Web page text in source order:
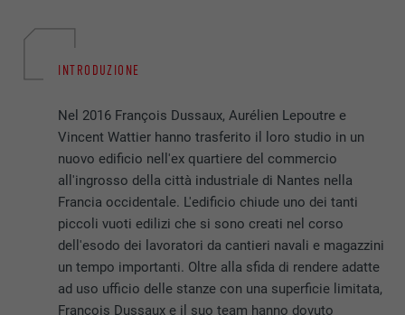
INTRODUZIONE
Nel 2016 François Dussaux, Aurélien Lepoutre e
Vincent Wattier hanno trasferito il loro studio in un
nuovo edificio nell'ex quartiere del commercio
all'ingrosso della città industriale di Nantes nella
Francia occidentale. L'edificio chiude uno dei tanti
piccoli vuoti edilizi che si sono creati nel corso
dell'esodo dei lavoratori da cantieri navali e magazzini
un tempo importanti. Oltre alla sfida di rendere adatte
ad uso ufficio delle stanze con una superficie limitata,
François Dussaux e il suo team hanno dovuto